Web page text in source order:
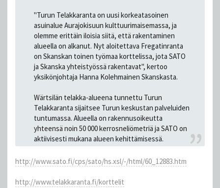
"Turun Telakkaranta on uusi korkeatasoinen
asuinalue Aurajokisuun kulttuurimaisemassa, ja
olemme erittäin iloisia siitä, että rakentaminen
alueella on alkanut. Nyt aloitettava Fregatinranta
on Skanskan toinen työmaa korttelissa, jota SATO
ja Skanska yhteistyössä rakentavat", kertoo
yksikönjohtaja Hanna Kolehmainen Skanskasta.
Wärtsilän telakka-alueena tunnettu Turun
Telakkaranta sijaitsee Turun keskustan palveluiden
tuntumassa. Alueella on rakennusoikeutta
yhteensä noin 50 000 kerrosneliömetriä ja SATO on
aktiivisesti mukana alueen kehittämisessä.
http://www.sato.fi/cps/sato/hs.xsl/-/html/60_12883.htm
http://www.telakkaranta.fi/korttelit